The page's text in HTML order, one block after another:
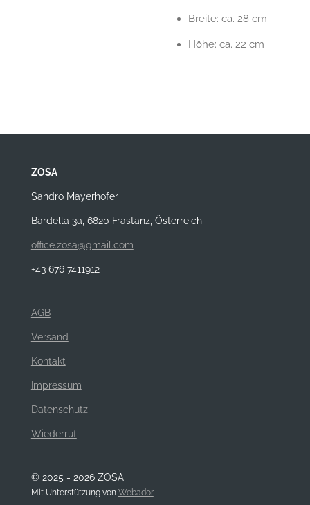
Breite: ca. 28 cm
Höhe: ca. 22 cm
ZOSA
Sandro Mayerhofer
Bardella 3a, 6820 Frastanz, Österreich
office.zosa@gmail.com
+43 676 7411912
AGB
Versand
Kontakt
Impressum
Datenschutz
Wiederruf
© 2025 - 2026 ZOSA
Mit Unterstützung von Webador